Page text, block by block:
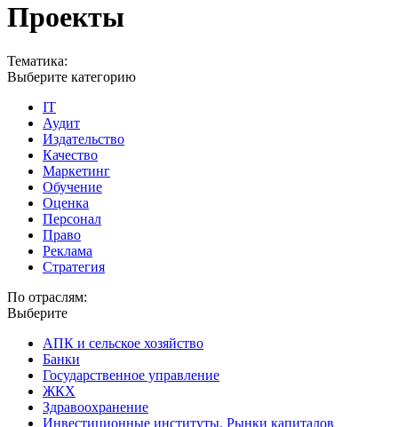
Проекты
Тематика:
Выберите категорию
IT
Аудит
Издательство
Качество
Маркетинг
Обучение
Оценка
Персонал
Право
Реклама
Стратегия
По отраслям:
Выберите
АПК и сельское хозяйство
Банки
Государственное управление
ЖКХ
Здравоохранение
Инвестиционные институты. Рынки капиталов